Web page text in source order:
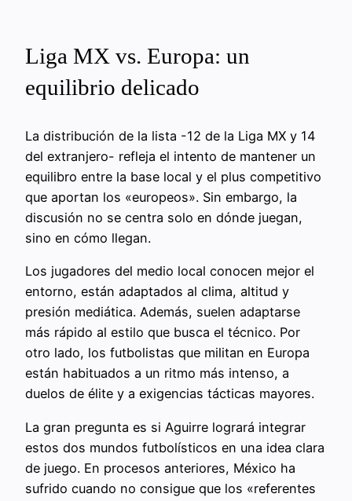
Liga MX vs. Europa: un
equilibrio delicado
La distribución de la lista -12 de la Liga MX y 14
del extranjero- refleja el intento de mantener un
equilibro entre la base local y el plus competitivo
que aportan los «europeos». Sin embargo, la
discusión no se centra solo en dónde juegan,
sino en cómo llegan.
Los jugadores del medio local conocen mejor el
entorno, están adaptados al clima, altitud y
presión mediática. Además, suelen adaptarse
más rápido al estilo que busca el técnico. Por
otro lado, los futbolistas que militan en Europa
están habituados a un ritmo más intenso, a
duelos de élite y a exigencias tácticas mayores.
La gran pregunta es si Aguirre logrará integrar
estos dos mundos futbolísticos en una idea clara
de juego. En procesos anteriores, México ha
sufrido cuando no consigue que los «referentes